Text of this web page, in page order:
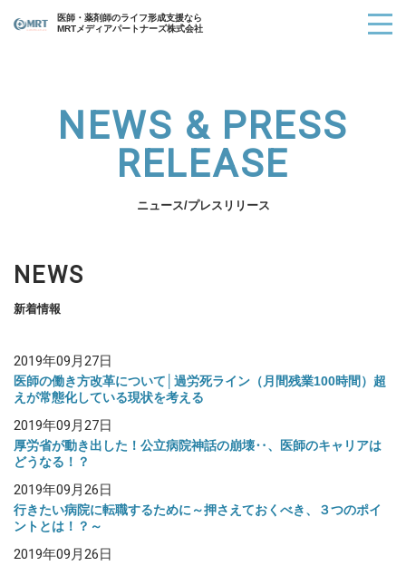
医師・薬剤師のライフ形成支援なら
MRTメディアパートナーズ株式会社
NEWS & PRESS
RELEASE
ニュース/プレスリリース
NEWS
新着情報
2019年09月27日
医師の働き方改革について│過労死ライン（月間残業100時間）超
えが常態化している現状を考える
2019年09月27日
厚労省が動き出した！公立病院神話の崩壊‥、医師のキャリアは
どうなる！？
2019年09月26日
行きたい病院に転職するために～押さえておくべき、３つのポイ
ントとは！？～
2019年09月26日